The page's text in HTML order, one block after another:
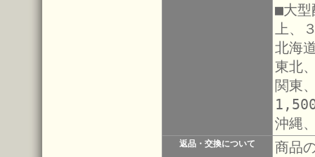
■大
上、
北海
東北
関東
沖縄
返品・交換について
商品